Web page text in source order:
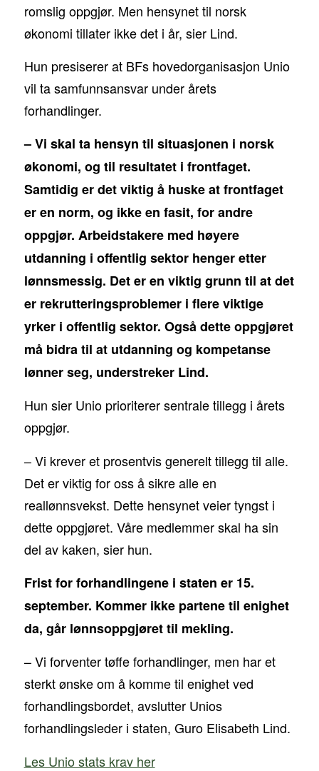
romslig oppgjør. Men hensynet til norsk
økonomi tillater ikke det i år, sier Lind.
Hun presiserer at BFs hovedorganisasjon Unio
vil ta samfunnsansvar under årets
forhandlinger.
– Vi skal ta hensyn til situasjonen i norsk
økonomi, og til resultatet i frontfaget.
Samtidig er det viktig å huske at frontfaget
er en norm, og ikke en fasit, for andre
oppgjør. Arbeidstakere med høyere
utdanning i offentlig sektor henger etter
lønnsmessig. Det er en viktig grunn til at det
er rekrutteringsproblemer i flere viktige
yrker i offentlig sektor. Også dette oppgjøret
må bidra til at utdanning og kompetanse
lønner seg, understreker Lind.
Hun sier Unio prioriterer sentrale tillegg i årets
oppgjør.
– Vi krever et prosentvis generelt tillegg til alle.
Det er viktig for oss å sikre alle en
reallønnsvekst. Dette hensynet veier tyngst i
dette oppgjøret. Våre medlemmer skal ha sin
del av kaken, sier hun.
Frist for forhandlingene i staten er 15.
september. Kommer ikke partene til enighet
da, går lønnsoppgjøret til mekling.
– Vi forventer tøffe forhandlinger, men har et
sterkt ønske om å komme til enighet ved
forhandlingsbordet, avslutter Unios
forhandlingsleder i staten, Guro Elisabeth Lind.
Les Unio stats krav her